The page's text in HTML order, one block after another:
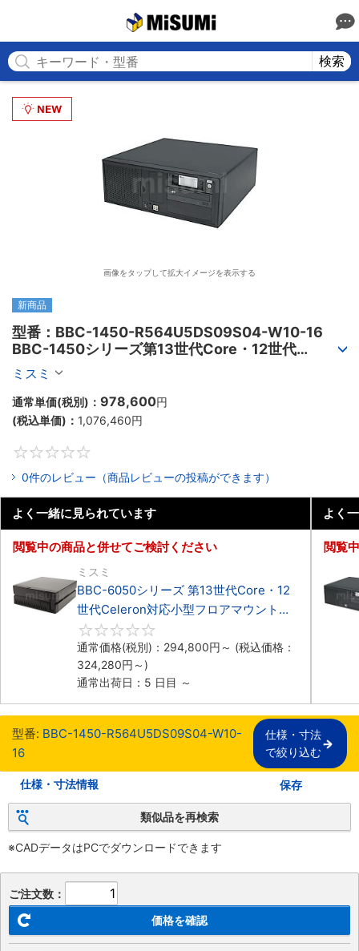
検索
画像をタップして拡大イメージを表示する
新商品
型番：BBC-1450-R564U5DS09S04-W10-16
BBC-1450シリーズ第13世代Core・12世代
Celeron対応小型フロアマウント4PCIe
ミスミ
通常単価(税別)： 978,600円
(税込単価)： 1,076,460円
0件のレビュー（商品レビューの投稿ができます）
よく一緒に見られています
閲覧中の商品と併せてご検討ください
ミスミ
BBC-6050シリーズ 第13世代Core・12
世代Celeron対応小型フロアマウント
3PCIe
通常価格(税別)： 294,800円 ～ (税込価格：
324,280円 ～)
通常出荷日：5 日目 ～
よく
閲覧
型番: BBC-1450-R564U5DS09S04-W10-
16
仕様・寸法
で絞り込む
仕様・寸法情報 保存
類似品を再検索
※CADデータはPCでダウンロードできます
ご注文数：
価格を確認